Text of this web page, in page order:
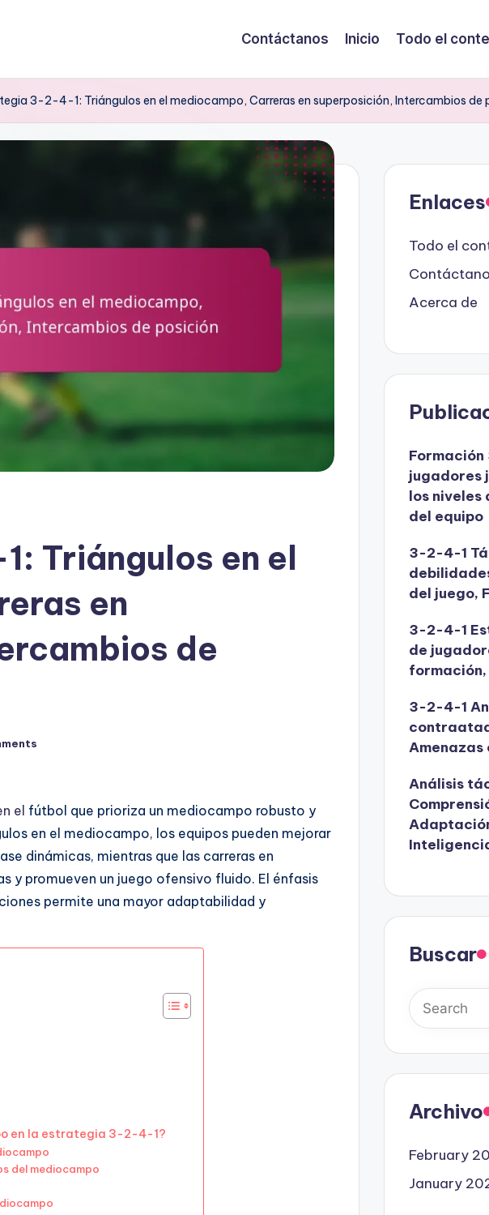
Contáctanos Inicio Todo el
3-2-4-1: Triángulos en el mediocampo, Carreras en superposición, Intercambios de
Triángulos en el
en
de
el fútbol que prioriza un mediocampo robusto y
en el mediocampo, los equipos pueden mejorar
dinámicas, mientras que las carreras en
y promueven un juego ofensivo fluido. El énfasis
permite una mayor adaptabilidad y
en la estrategia 3-2-4-1?
del mediocampo
Enlaces
Todo el
Acerca de
jugadores
los niveles
del equipo
3-2-4-1
del juego,
3-2-4-1
de
3-2-4-1
Amenazas
Análisis
Buscar
Archivo
February
January